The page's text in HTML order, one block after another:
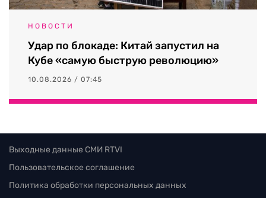
НОВОСТИ
Удар по блокаде: Китай запустил на
Кубе «самую быструю революцию»
10.08.2026 / 07:45
Выходные данные СМИ RTVI
Пользовательское соглашение
Политика обработки персональных данных